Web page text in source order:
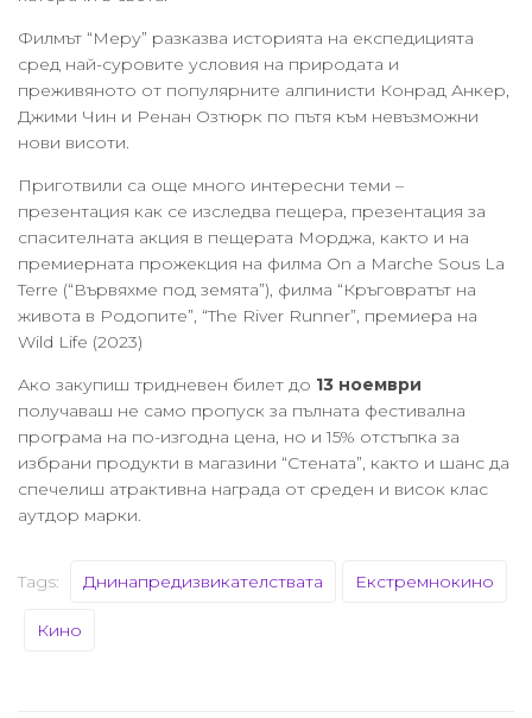
Филмът “Меру” разказва историята на експедицията
сред най-суровите условия на природата и
преживяното от популярните алпинисти Конрад Анкер,
Джими Чин и Ренан Озтюрк по пътя към невъзможни
нови висоти.
Приготвили са още много интересни теми –
презентация как се изследва пещера, презентация за
спасителната акция в пещерата Морджа, както и на
премиерната прожекция на филма On a Marche Sous La
Terre (“Вървяхме под земята”), филма “Кръговратът на
живота в Родопите”, “The River Runner”, премиера на
Wild Life (2023)
Ако закупиш тридневен билет до 13 ноември
получаваш не само пропуск за пълната фестивална
програма на по-изгодна цена, но и 15% отстъпка за
избрани продукти в магазини “Стената”, както и шанс да
спечелиш атрактивна награда от среден и висок клас
аутдор марки.
Tags: Днинапредизвикателствата Екстремнокино
Кино